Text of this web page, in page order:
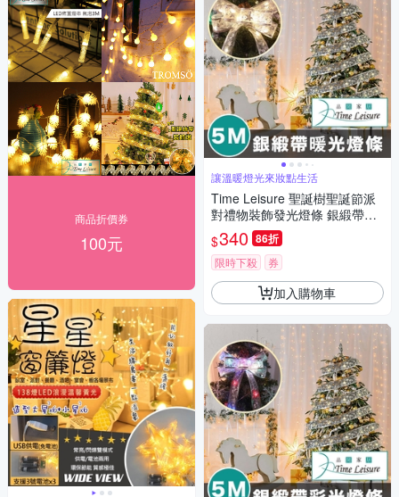
商品折價券
100元
讓溫暖燈光來妝點生活
Time Leisure 聖誕樹聖誕節派
對禮物裝飾發光燈條 銀緞帶暖
光/5M
$340 86折
限時下殺 券
加入購物車